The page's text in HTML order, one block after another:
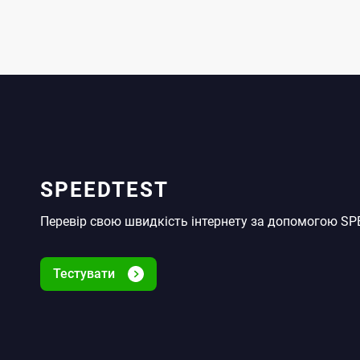
SPEEDTEST
Перевір свою швидкість інтернету за допомогою
Тестувати